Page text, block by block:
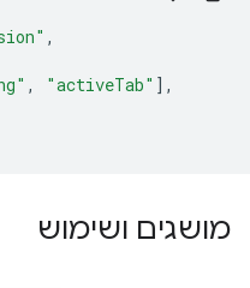
,
, "activeTab" ],
מושגים ושימוש